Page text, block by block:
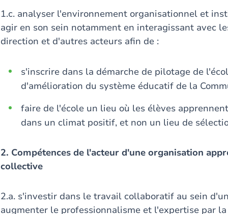
1.c. analyser l'environnement organisationnel et
agir en son sein notamment en interagissant avec
direction et d'autres acteurs afin de :
s'inscrire dans la démarche de pilotage de
d'amélioration du système éducatif de la
faire de l'école un lieu où les élèves
dans un climat positif, et non un lieu de
2. Compétences de l'acteur d'une organisation
collective
2.a. s'investir dans le travail collaboratif au sein
augmenter le professionnalisme et l'expertise par